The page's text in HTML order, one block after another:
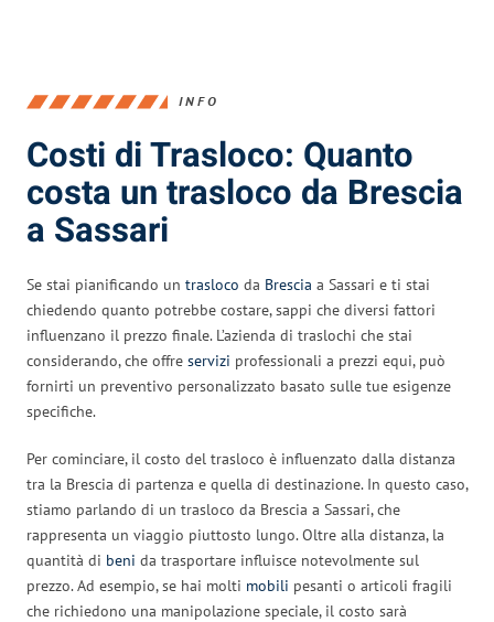
INFO
Costi di Trasloco: Quanto
costa un trasloco da Brescia
a Sassari
Se stai pianificando un trasloco da Brescia a Sassari e ti stai
chiedendo quanto potrebbe costare, sappi che diversi fattori
influenzano il prezzo finale. L’azienda di traslochi che stai
considerando, che offre servizi professionali a prezzi equi, può
fornirti un preventivo personalizzato basato sulle tue esigenze
specifiche.
Per cominciare, il costo del trasloco è influenzato dalla distanza
tra la Brescia di partenza e quella di destinazione. In questo caso,
stiamo parlando di un trasloco da Brescia a Sassari, che
rappresenta un viaggio piuttosto lungo. Oltre alla distanza, la
quantità di beni da trasportare influisce notevolmente sul
prezzo. Ad esempio, se hai molti mobili pesanti o articoli fragili
che richiedono una manipolazione speciale, il costo sarà